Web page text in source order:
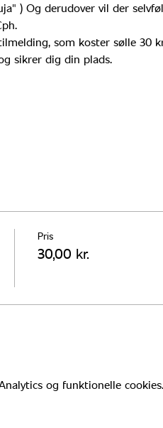
) Og derudover vil der
som koster sølle 30
sikrer dig din plads.
Pris
30,00 kr.
og funktionelle cookies.